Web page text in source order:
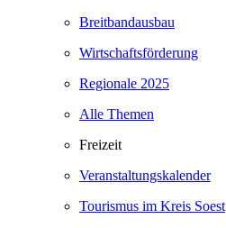
Breitbandausbau
Wirtschaftsförderung
Regionale 2025
Alle Themen
Freizeit
Veranstaltungskalender
Tourismus im Kreis Soest